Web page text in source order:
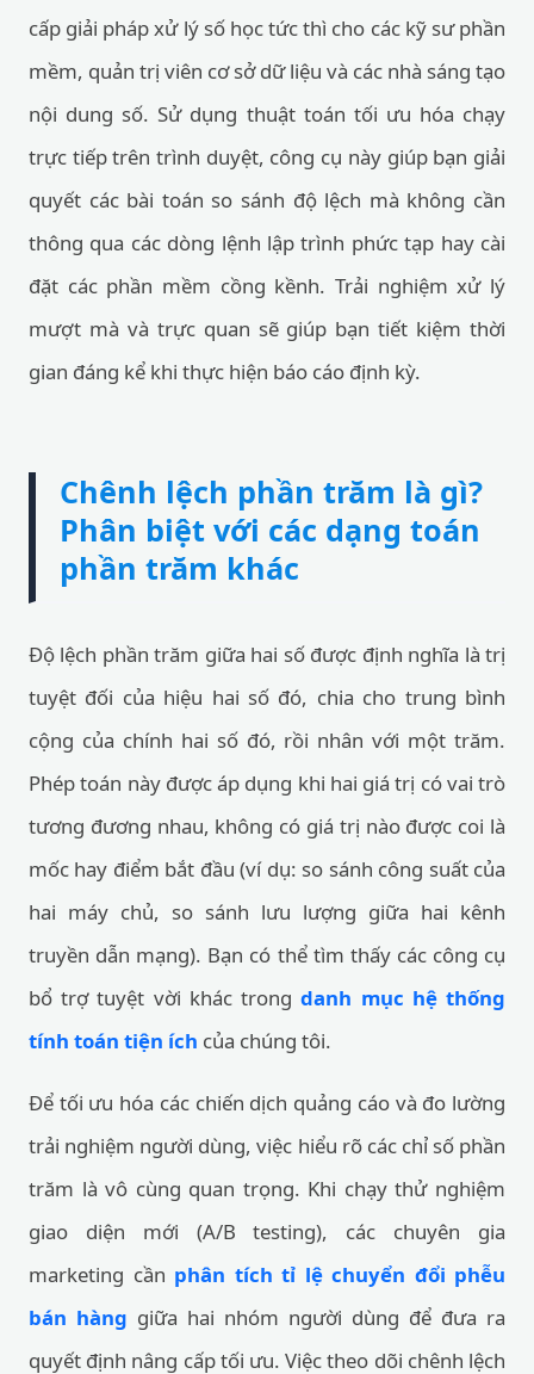
cấp giải pháp xử lý số học tức thì cho các kỹ sư phần
mềm, quản trị viên cơ sở dữ liệu và các nhà sáng tạo
nội dung số. Sử dụng thuật toán tối ưu hóa chạy
trực tiếp trên trình duyệt, công cụ này giúp bạn giải
quyết các bài toán so sánh độ lệch mà không cần
thông qua các dòng lệnh lập trình phức tạp hay cài
đặt các phần mềm cồng kềnh. Trải nghiệm xử lý
mượt mà và trực quan sẽ giúp bạn tiết kiệm thời
gian đáng kể khi thực hiện báo cáo định kỳ.
Chênh lệch phần trăm là gì?
Phân biệt với các dạng toán
phần trăm khác
Độ lệch phần trăm giữa hai số được định nghĩa là trị
tuyệt đối của hiệu hai số đó, chia cho trung bình
cộng của chính hai số đó, rồi nhân với một trăm.
Phép toán này được áp dụng khi hai giá trị có vai trò
tương đương nhau, không có giá trị nào được coi là
mốc hay điểm bắt đầu (ví dụ: so sánh công suất của
hai máy chủ, so sánh lưu lượng giữa hai kênh
truyền dẫn mạng). Bạn có thể tìm thấy các công cụ
bổ trợ tuyệt vời khác trongdanh mục hệ thống
tính toán tiện ích của chúng tôi.
Để tối ưu hóa các chiến dịch quảng cáo và đo lường
trải nghiệm người dùng, việc hiểu rõ các chỉ số phần
trăm là vô cùng quan trọng. Khi chạy thử nghiệm
giao diện mới (A/B testing), các chuyên gia
marketing cần phân tích tỉ lệ chuyển đổi phễu
bán hàng giữa hai nhóm người dùng để đưa ra
quyết định nâng cấp tối ưu. Việc theo dõi chênh lệch